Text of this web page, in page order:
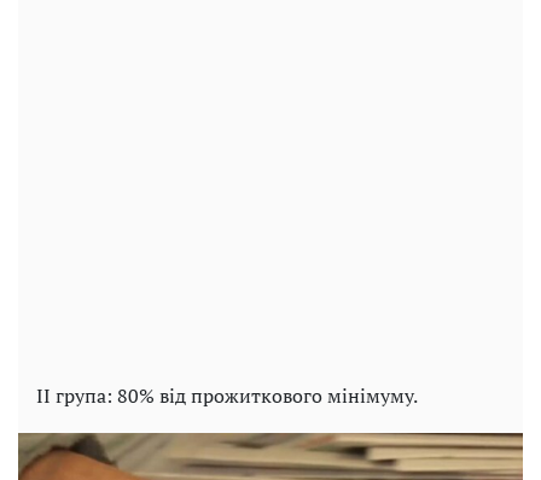
ІІ група: 80% від прожиткового мінімуму.